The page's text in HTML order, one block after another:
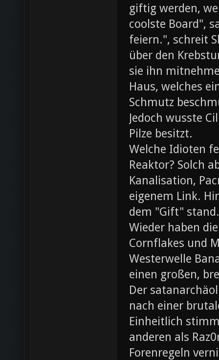
giftig werden,
coolste Board",
feiern.", schreit
über den
sie ihn
Haus, welches
Schmutz
Jedoch wusste
Pilze besitzt.
Welche Idioten
Reaktor? Solch
Kanalisation,
eigenem Link.
dem "Gift" stand.
Wieder haben
Cornflakes und
Westerwelle
einen großen,
Der
nach einer
Einheitlich
anderen als
Forenregeln